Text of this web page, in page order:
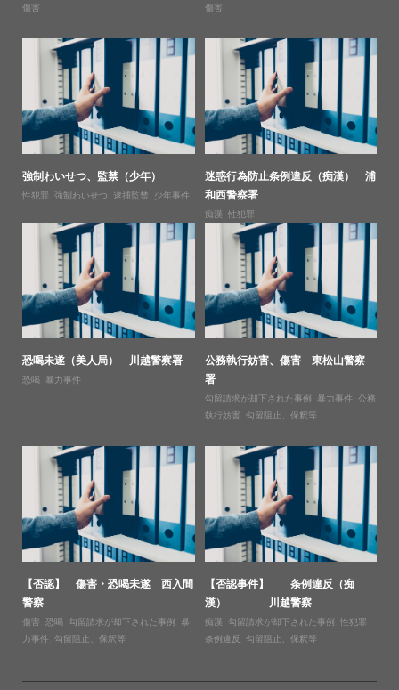
傷害 傷害
強制わいせつ、監禁（少年）
性犯罪 強制わいせつ 逮捕監禁 少年事件
迷惑行為防止条例違反（痴漢） 浦
和西警察署
痴漢 性犯罪
恐喝未遂（美人局） 川越警察署
恐喝 暴力事件
公務執行妨害、傷害 東松山警察
署
勾留請求が却下された事例 暴力事件
公務
執行妨害
勾留阻止、保釈等
【否認】 傷害・恐喝未遂 西入間
警察
傷害 恐喝 勾留請求が却下された事例
暴
力事件
勾留阻止、保釈等
【否認事件】 条例違反（痴
漢） 川越警察
痴漢 勾留請求が却下された事例 性犯罪
条例違反
勾留阻止、保釈等